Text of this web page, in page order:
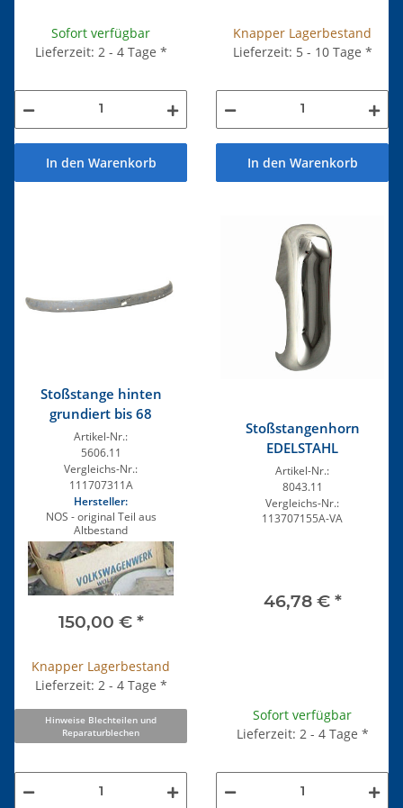
Sofort verfügbar
Lieferzeit: 2 - 4 Tage *
In den Warenkorb
Knapper Lagerbestand
Lieferzeit: 5 - 10 Tage *
In den Warenkorb
Stoßstange hinten
grundiert bis 68
Artikel-Nr.:
5606.11
Vergleichs-Nr.:
111707311A
Hersteller:
NOS - original Teil aus
Altbestand
150,00 € *
Knapper Lagerbestand
Lieferzeit: 2 - 4 Tage *
Hinweise Blechteilen und
Reparaturblechen
Stoßstangenhorn
EDELSTAHL
Artikel-Nr.:
8043.11
Vergleichs-Nr.:
113707155A-VA
46,78 € *
Sofort verfügbar
Lieferzeit: 2 - 4 Tage *